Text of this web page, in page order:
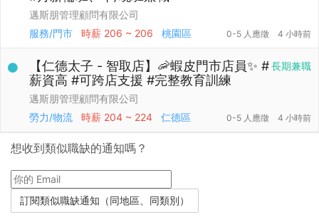
邁斯朋管理顧問有限公司
服務/門市
時薪 206 ~ 206 桃園區 0-5 人應徵 4 小時前
長期兼職
【仁德太子 - 智取店】🦐蝦皮門市店員✨ #
薪資高 #可跨店支援 #完整教育訓練
邁斯朋管理顧問有限公司
勞力/物流
時薪 204 ~ 224 仁德區 0-5 人應徵 4 小時前
想收到類似職缺的通知嗎？